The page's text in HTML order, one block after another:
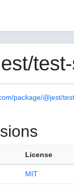
package/@jest/
License
MIT